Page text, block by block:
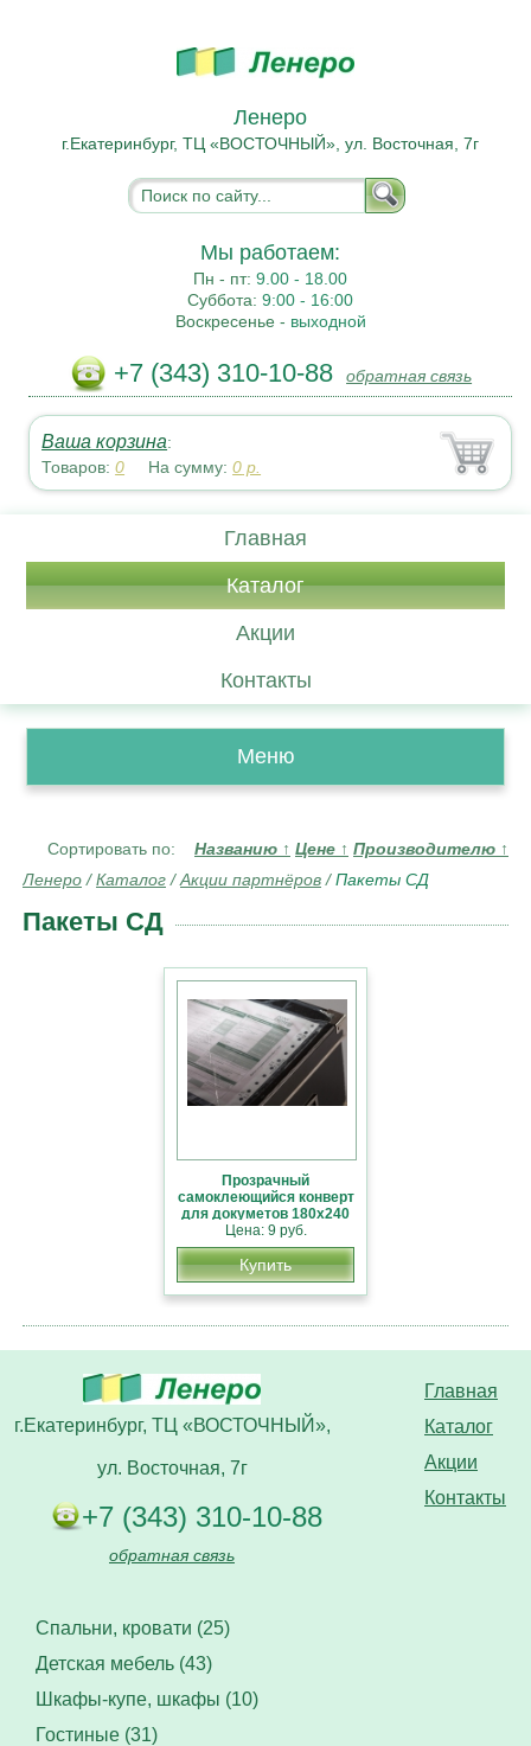
Ленеро
г.Екатеринбург, ТЦ «ВОСТОЧНЫЙ», ул. Восточная, 7г
Мы работаем:
Пн - пт:9.00 - 18.00
Суббота:9:00 - 16:00
Воскресенье - выходной
+7 (343) 310-10-88 обратная связь
Ваша корзина:
Товаров:0 На сумму:0 р.
Главная
Каталог
Акции
Контакты
Меню
Сортировать по: Названию ↑ Цене ↑ Производителю ↑
Ленеро /Каталог /Акции партнёров /Пакеты СД
Пакеты СД
Прозрачный
самоклеющийся конверт
для докуметов 180х240
Цена: 9 руб.
Купить
Главная
Каталог
Акции
Контакты
г.Екатеринбург, ТЦ «ВОСТОЧНЫЙ»,
ул. Восточная, 7г
+7 (343) 310-10-88
обратная связь
Спальни, кровати (25)
Детская мебель (43)
Шкафы-купе, шкафы (10)
Гостиные (31)